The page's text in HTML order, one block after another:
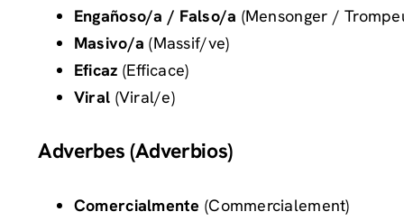
Engañoso/a / Falso/a (Mensonger /
Masivo/a (Massif/ve)
Eficaz (Efficace)
Viral (Viral/e)
Adverbes (Adverbios)
Comercialmente (Commercialement)